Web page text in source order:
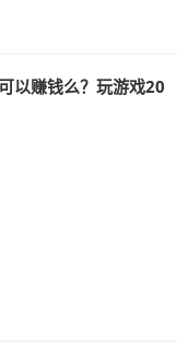
以赚钱么？玩游戏20